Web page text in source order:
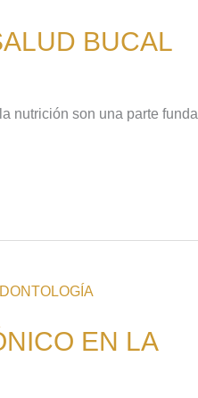
BUCAL
nutrición son una parte
EN LA